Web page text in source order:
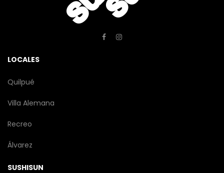
LOCALES
Quilpué
Villa Alemana
Recreo
Álvarez
SUSHISUN